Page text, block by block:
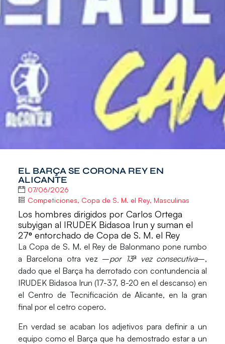
EL BARÇA SE CORONA REY EN
ALICANTE
07/06/2026
Competiciones, Copa de S. M. el Rey, Masculinas
Los hombres dirigidos por Carlos Ortega
subyigan al IRUDEK Bidasoa Irun y suman el
27º entorchado de Copa de S. M. el Rey
La Copa de S. M. el Rey de Balonmano pone rumbo
a Barcelona otra vez –por 13ª vez consecutiva–,
dado que el Barça ha derrotado con contundencia al
IRUDEK Bidasoa Irun (17-37, 8-20 en el descanso) en
el Centro de Tecnificación de Alicante, en la gran
final por el cetro copero.
En verdad se acaban los adjetivos para definir a un
equipo como el Barça que ha demostrado estar a un